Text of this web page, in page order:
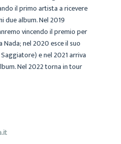
il primo artista a ricevere
due album. Nel 2019
vincendo il premio per
nel 2020 esce il suo
e nel 2021 arriva
Nel 2022 torna in tour